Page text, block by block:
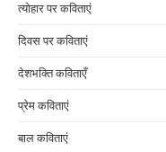
त्योहार पर कविताएं
दिवस पर कविताएं
देशभक्ति कविताएँ
प्रेम कविताएं
बाल कविताएं